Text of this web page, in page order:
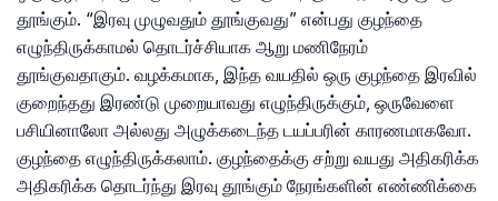
தூங்கும். “இரவு முழுவதும் தூங்குவது” என்பது குழந்தை
எழுந்திருக்காமல் தொடர்ச்சியாக ஆறு மணிநேரம்
தூங்குவதாகும். வழக்கமாக, இந்த வயதில் ஒரு குழந்தை இரவில்
குறைந்தது இரண்டு முறையாவது எழுந்திருக்கும், ஒருவேளை
பசியினாலோ அல்லது அழுக்கடைந்த டயப்பரின் காரணமாகவோ.
குழந்தை எழுந்திருக்கலாம். குழந்தைக்கு சற்று வயது அதிகரிக்க
அதிகரிக்க ​​தொடர்ந்து இரவு தூங்கும் நேரங்களின் எண்ணிக்கை